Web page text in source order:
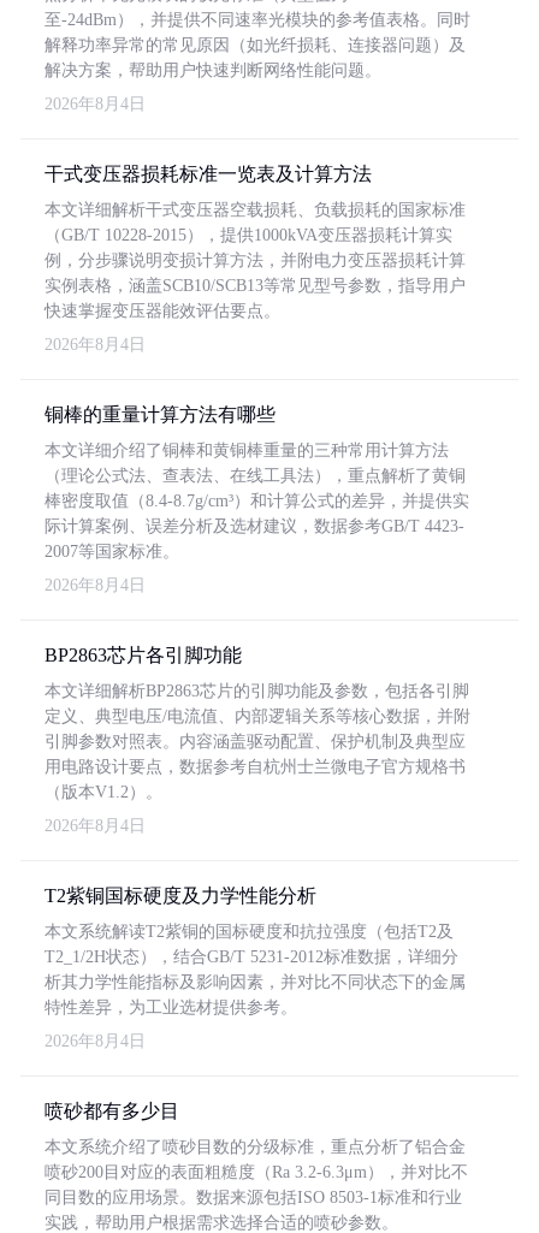
至-24dBm），并提供不同速率光模块的参考值表格。同时
解释功率异常的常见原因（如光纤损耗、连接器问题）及
解决方案，帮助用户快速判断网络性能问题。
2026年8月4日
干式变压器损耗标准一览表及计算方法
本文详细解析干式变压器空载损耗、负载损耗的国家标准
（GB/T 10228-2015），提供1000kVA变压器损耗计算实
例，分步骤说明变损计算方法，并附电力变压器损耗计算
实例表格，涵盖SCB10/SCB13等常见型号参数，指导用户
快速掌握变压器能效评估要点。
2026年8月4日
铜棒的重量计算方法有哪些
本文详细介绍了铜棒和黄铜棒重量的三种常用计算方法
（理论公式法、查表法、在线工具法），重点解析了黄铜
棒密度取值（8.4-8.7g/cm³）和计算公式的差异，并提供实
际计算案例、误差分析及选材建议，数据参考GB/T 4423-
2007等国家标准。
2026年8月4日
BP2863芯片各引脚功能
本文详细解析BP2863芯片的引脚功能及参数，包括各引脚
定义、典型电压/电流值、内部逻辑关系等核心数据，并附
引脚参数对照表。内容涵盖驱动配置、保护机制及典型应
用电路设计要点，数据参考自杭州士兰微电子官方规格书
（版本V1.2）。
2026年8月4日
T2紫铜国标硬度及力学性能分析
本文系统解读T2紫铜的国标硬度和抗拉强度（包括T2及
T2_1/2H状态），结合GB/T 5231-2012标准数据，详细分
析其力学性能指标及影响因素，并对比不同状态下的金属
特性差异，为工业选材提供参考。
2026年8月4日
喷砂都有多少目
本文系统介绍了喷砂目数的分级标准，重点分析了铝合金
喷砂200目对应的表面粗糙度（Ra 3.2-6.3μm），并对比不
同目数的应用场景。数据来源包括ISO 8503-1标准和行业
实践，帮助用户根据需求选择合适的喷砂参数。